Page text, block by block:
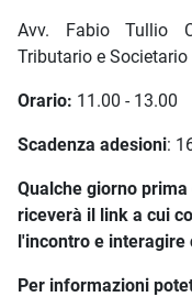
Avv. Fabio Tullio
Tributario e
Orario: 11.00 - 13.00
Scadenza adesioni:
Qualche giorno
riceverà il link a cui
l'incontro e interagire
Per informazioni